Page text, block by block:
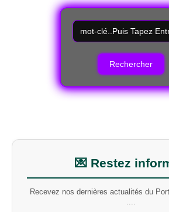
R
e
c
u
m
o
t
-
💌 Restez
Recevez nos dernières actualités du
....